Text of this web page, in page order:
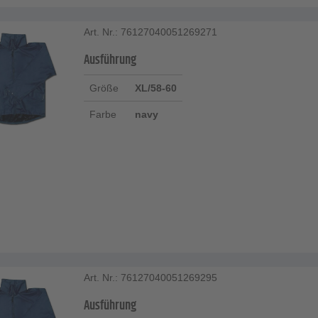
Art. Nr.: 76127040051269271
Ausführung
Größe XL/58-60
Farbe navy
Art. Nr.: 76127040051269295
Ausführung